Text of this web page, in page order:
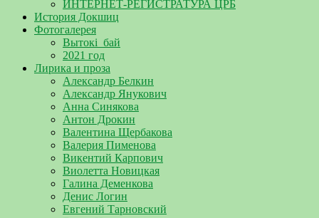
ИНТЕРНЕТ-РЕГИСТРАТУРА ЦРБ
История Докшиц
Фотогалерея
Вытокі_бай
2021 год
Лирика и проза
Александр Белкин
Александр Янукович
Анна Синякова
Антон Дрокин
Валентина Щербакова
Валерия Пименова
Викентий Карпович
Виолетта Новицкая
Галина Деменкова
Денис Логин
Евгений Тарновский